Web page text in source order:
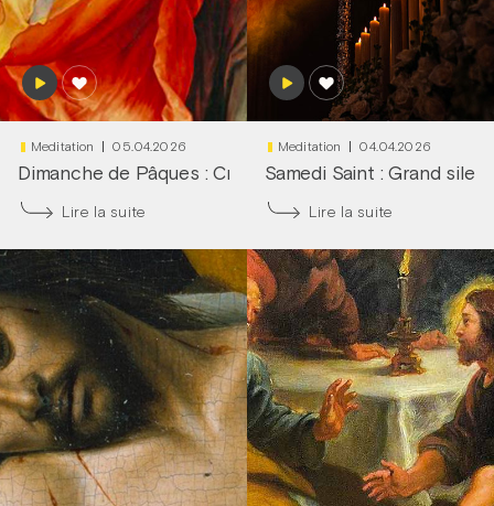
Meditation 05.04.2026
Dimanche de Pâques : Cri du cœur ! | Frère François-
Lire la suite
Meditation 04.04.2026
Samedi Saint : Grand
Lire la suite